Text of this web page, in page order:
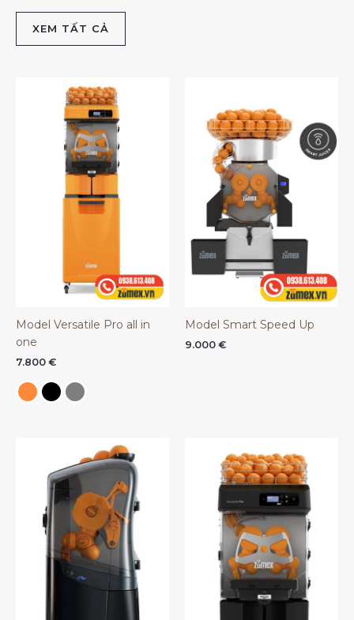
XEM TẤT CẢ
Model Versatile Pro all in
one
7.800 €
Model Smart Speed Up
9.000 €